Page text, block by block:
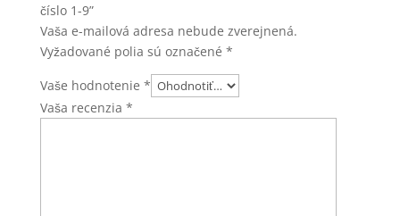
číslo 1-9”
Vaša e-mailová adresa nebude zverejnená.
Vyžadované polia sú označené *
Vaše hodnotenie *
Vaša recenzia *